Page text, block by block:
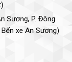
Sương, P. Đông
xe An Sương)